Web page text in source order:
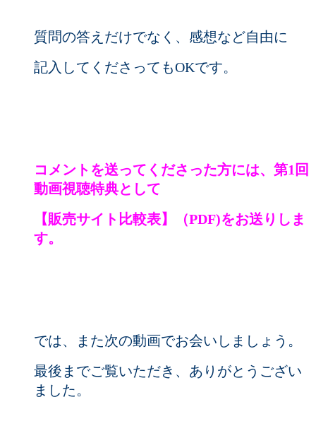
質問の答えだけでなく、感想など自由に
記入してくださってもOKです。
コメントを送ってくださった方には、 第1回
動画視聴特典として
【販売サイト比較表】（PDF)をお送りしま
す。
では、また次の動画でお会いしましょう。
最後までご覧いただき、ありがとうござい
ました。